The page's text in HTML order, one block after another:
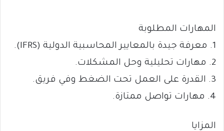
المهارات المطلوبة
1. معرفة جيدة بالمعايير المحاسبية الدولية (IFRS).
2. مهارات تحليلية وحل المشكلات.
3. القدرة على العمل تحت الضغط وفي فريق.
4. مهارات تواصل ممتازة.
المزايا